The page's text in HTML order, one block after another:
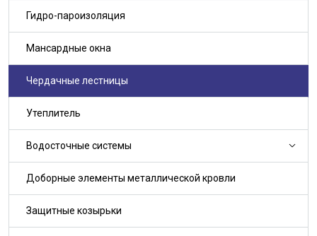
Гидро-пароизоляция
Мансардные окна
Чердачные лестницы
Утеплитель
Водосточные системы
Доборные элементы металлической кровли
Защитные козырьки